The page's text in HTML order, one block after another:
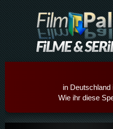
in Deutschland
Wie ihr diese